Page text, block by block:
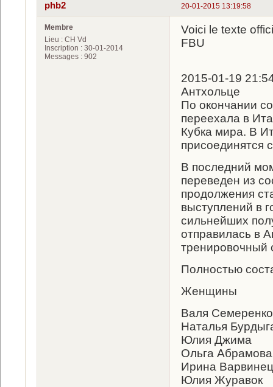
20-01-2015 13:19:58
phb2
Membre
Lieu : CH Vd
Inscription : 30-01-2014
Messages : 902
Voici le texte
FBU
2015-01-19
Антхольце
По окончании
переехала в
Кубка мира. В
присоединятся
В последний
переведен из
продолжения
выступлений в
сильнейших
отправилась в
тренировочный
Полностью
Женщины
Валя Семеренко
Наталья
Юлия Джима
Ольга Абрамова
Ирина Варвинец
Юлия